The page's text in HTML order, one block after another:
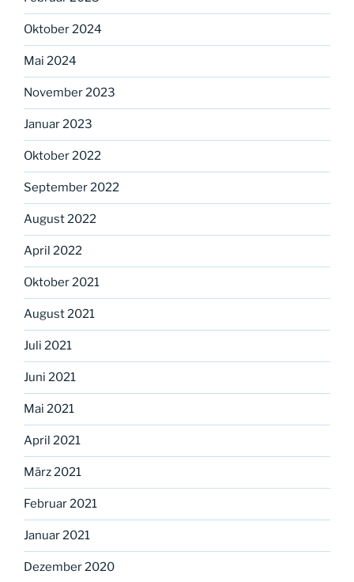
Oktober 2024
Mai 2024
November 2023
Januar 2023
Oktober 2022
September 2022
August 2022
April 2022
Oktober 2021
August 2021
Juli 2021
Juni 2021
Mai 2021
April 2021
März 2021
Februar 2021
Januar 2021
Dezember 2020